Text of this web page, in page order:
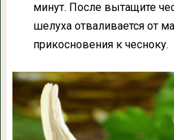
минут. После вытащите
шелуха отваливается от
прикосновения к чесноку.